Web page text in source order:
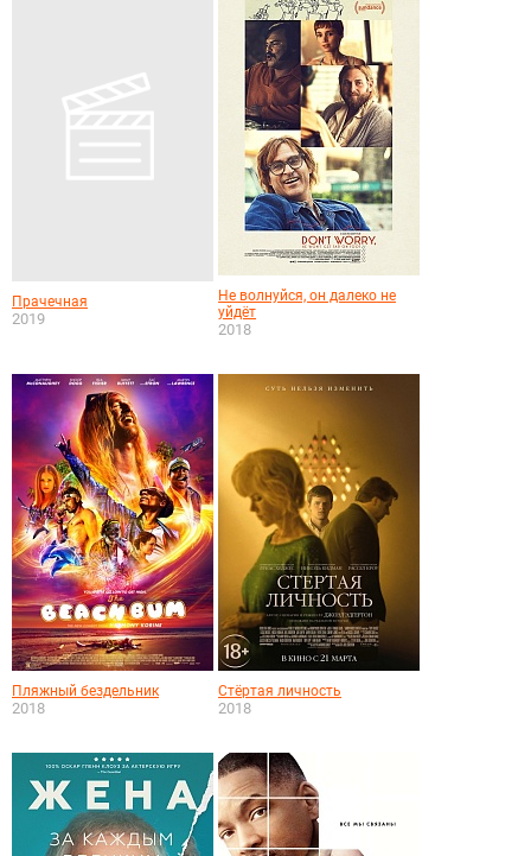
Прачечная
2019
Не волнуйся, он далеко не
уйдёт
2018
Пляжный бездельник
2018
Стёртая личность
2018